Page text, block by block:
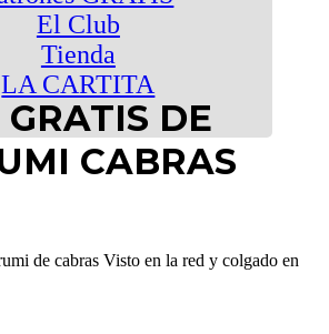
El Club
Tienda
LA CARTITA
DE
CABRAS
de cabras Visto en la red y colgado en